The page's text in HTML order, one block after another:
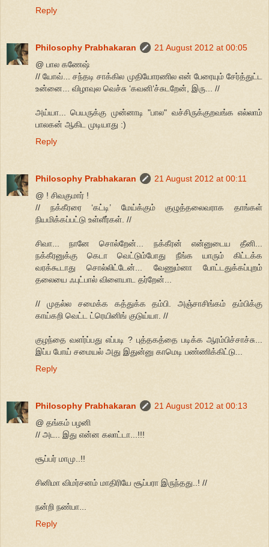
Reply
Philosophy Prabhakaran
21 August 2012 at 00:05
@ பால கணேஷ்
// யோவ்... சந்தடி சாக்கில முதியோரணில என் பேரையும் சேர்த்துட்ட
உன்னை... விழாவுல வெச்சு ‘கவனி‘ச்சுடறேன், இரு... //
அய்யா... பெயருக்கு முன்னாடி "பால" வச்சிருக்குறவங்க எல்லாம்
பாலகன் ஆகிட முடியாது :)
Reply
Philosophy Prabhakaran
21 August 2012 at 00:11
@ ! சிவகுமார் !
// நக்கீரரை ‘கட்டி’ மேய்க்கும் குழுத்தலைவராக தாங்கள்
நியமிக்கப்பட்டு உள்ளீர்கள். //
சிவா... நானே சொல்றேன்... நக்கீரன் என்னுடைய தீனி...
நக்கீரனுக்கு கெடா வெட்டும்போது நீங்க யாரும் கிட்டக்க
வரக்கூடாது சொல்லிட்டேன்... வேணும்னா போட்டதுக்கப்புறம்
தலையை ஃபுட்பால் விளையாட தர்றேன்...
// முதல்ல சமைக்க கத்துக்க தம்பி. அஞ்சாசிங்கம் தம்பிக்கு
காய்கறி வெட்ட ட்ரெயினிங் குடுய்யா. //
குழந்தை வளர்ப்பது எப்படி ? புத்தகத்தை படிக்க ஆரம்பிச்சாச்சு...
இப்ப போய் சமையல் அது இதுன்னு காமெடி பண்ணிக்கிட்டு...
Reply
Philosophy Prabhakaran
21 August 2012 at 00:13
@ தங்கம் பழனி
// அட.. இது என்ன கலாட்டா...!!!
சூப்பர் மாமு..!!
சினிமா விமர்சனம் மாதிரியே சூப்பரா இருந்தது..! //
நன்றி நண்பா...
Reply